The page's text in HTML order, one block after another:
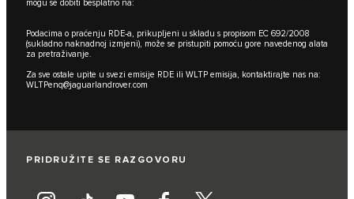
mogu se dobiti besplatno na:
Podacima o praćenju RDE-a, prikupljeni u skladu s propisom EC 692/2008
(sukladno naknadnoj izmjeni), može se pristupiti pomoću gore navedenog alata
za pretraživanje.
Za sve ostale upite u svezi emisije RDE ili WLTP emisija, kontaktirajte nas na:
WLTPenq@jaguarlandrover.com
PRIDRUŽITE SE RAZGOVORU